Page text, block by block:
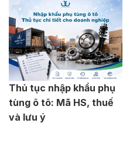
Thủ tục nhập khẩu phụ
tùng ô tô: Mã HS, thuế
và lưu ý